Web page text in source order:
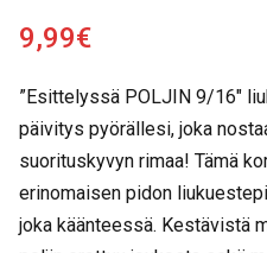
9,99€
”Esittelyssä POLJIN 9/16″
päivitys pyörällesi, joka
suorituskyvyn rimaa! Tämä
erinomaisen pidon
joka käänteessä. Kestävistä